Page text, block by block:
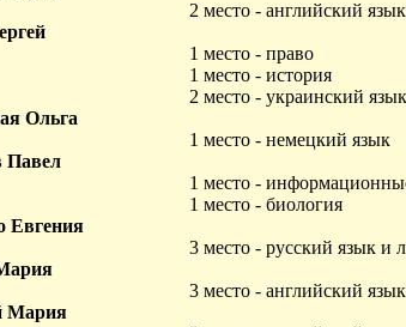
2 место - английский язык
1 место - право
1 место - история
2 место - украинский язык
Ольга
1 место - немецкий язык
Павел
1 место -
1 место - биология
Евгения
3 место - русский язык и
3 место - английский язык
Мария